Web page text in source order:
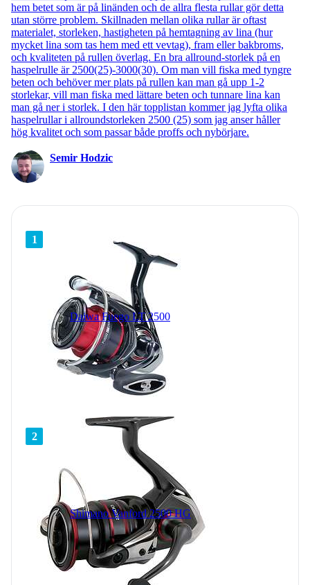
hem betet som är på linänden och de allra flesta rullar gör detta
utan större problem. Skillnaden mellan olika rullar är oftast
materialet, storleken, hastigheten på hemtagning av lina (hur
mycket lina som tas hem med ett vevtag), fram eller bakbroms,
och kvaliteten på rullen överlag. En bra allround-storlek på en
haspelrulle är 2500(25)-3000(30). Om man vill fiska med tyngre
beten och behöver mer plats på rullen kan man gå upp 1-2
storlekar, vill man fiska med lättare beten och tunnare lina kan
man gå ner i storlek. I den här topplistan kommer jag lyfta olika
haspelrullar i allroundstorleken 2500 (25) som jag anser håller
hög kvalitet och som passar både proffs och nybörjare.
Semir Hodzic
1
Daiwa Fuego LT 2500
2
Shimano Vanford 2500 HG